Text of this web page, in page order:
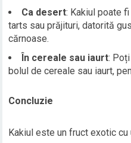
Ca desert: Kakiul poate
tarts sau prăjituri, datorită
cărnoase.
În cereale sau iaurt:
bolul de cereale sau iaurt,
Concluzie
Kakiul este un fruct exotic